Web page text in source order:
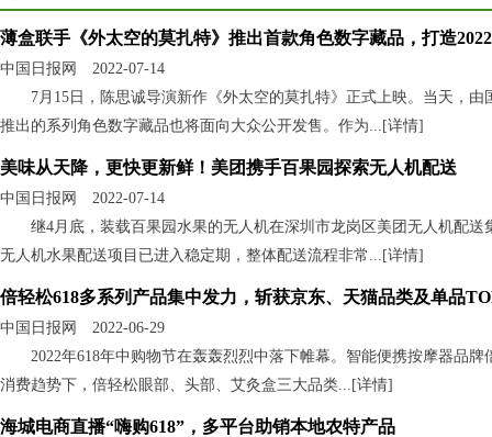
薄盒联手《外太空的莫扎特》推出首款角色数字藏品，打造
中国日报网 2022-07-14
7月15日，陈思诚导演新作《外太空的莫扎特》正式上映。当天，
推出的系列角色数字藏品也将面向大众公开发售。作为...[详情]
美味从天降，更快更新鲜！美团携手百果园探索无人机配送
中国日报网 2022-07-14
继4月底，装载百果园水果的无人机在深圳市龙岗区美团无人机配
无人机水果配送项目已进入稳定期，整体配送流程非常...[详情]
倍轻松618多系列产品集中发力，斩获京东、天猫品类及单品
中国日报网 2022-06-29
2022年618年中购物节在轰轰烈烈中落下帷幕。智能便携按摩器品
消费趋势下，倍轻松眼部、头部、艾灸盒三大品类...[详情]
海城电商直播“嗨购618”，多平台助销本地农特产品